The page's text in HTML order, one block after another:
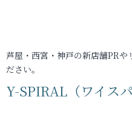
芦屋・西宮・神戸の新店舗PR
ださい。
Y-SPIRAL（ワイスパ